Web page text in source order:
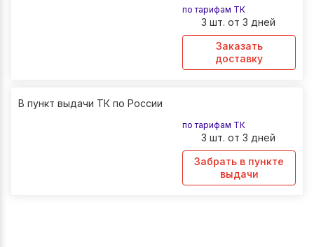
по тарифам ТК
3 шт. от 3 дней
Заказать
доставку
В пункт выдачи ТК по России
по тарифам ТК
3 шт. от 3 дней
Забрать в пункте
выдачи